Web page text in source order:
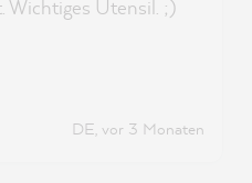
Wichtiges Utensil. ;)
DE, vor 3 Monaten